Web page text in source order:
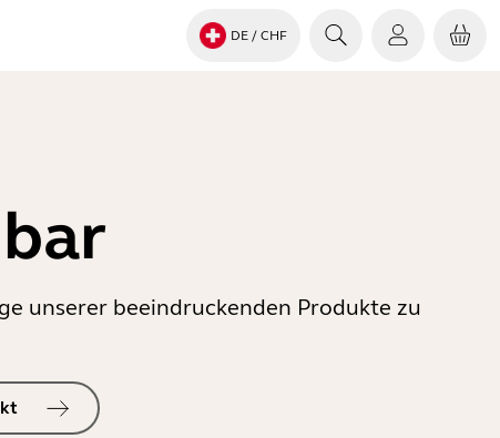
DE / CHF
unserer beeindruckenden Produkte zu